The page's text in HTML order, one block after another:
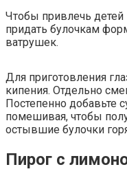
Чтобы привлечь
придать булочкам
ватрушек.
Для приготовления
кипения. Отдельно
Постепенно добавьте
помешивая, чтобы
остывшие булочки
Пирог с